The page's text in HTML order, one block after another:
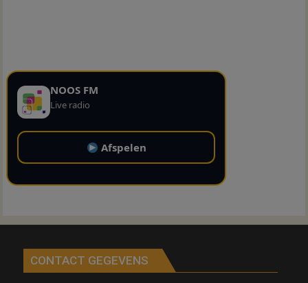
NOOS FM
Live radio
Afspelen
CONTACT GEGEVENS